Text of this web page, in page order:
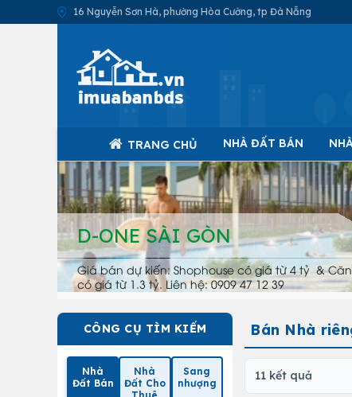
16 Nguyễn Sơn Hà, phường Hòa Cường, tp Đà Nẵng
TRANG CHỦ NHÀ ĐẤT BÁN
D-ONE SÀI GÒN
Giá bán dự kiến: Shophouse có giá từ 4 tỷ &
có giá từ 1.3 tỷ. Liên hệ: 0909 47 12 39
CÔNG CỤ TÌM KIẾM
Nhà
Đất Bán
Nhà
Đất Cho
Thuê
Sang
nhượng
Bán Nhà
11 kết quả